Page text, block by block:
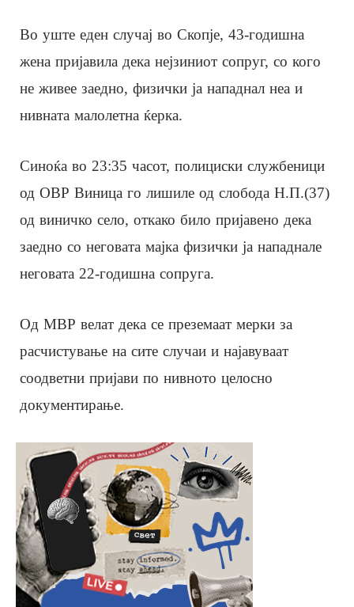
Во уште еден случај во Скопје, 43-годишна
жена пријавила дека нејзиниот сопруг, со кого
не живее заедно, физички ја нападнал неа и
нивната малолетна ќерка.
Синоќа во 23:35 часот, полициски службеници
од ОВР Виница го лишиле од слобода Н.П.(37)
од виничко село, откако било пријавено дека
заедно со неговата мајка физички ја нападнале
неговата 22-годишна сопруга.
Од МВР велат дека се преземаат мерки за
расчистување на сите случаи и најавуваат
соодветни пријави по нивното целосно
документирање.